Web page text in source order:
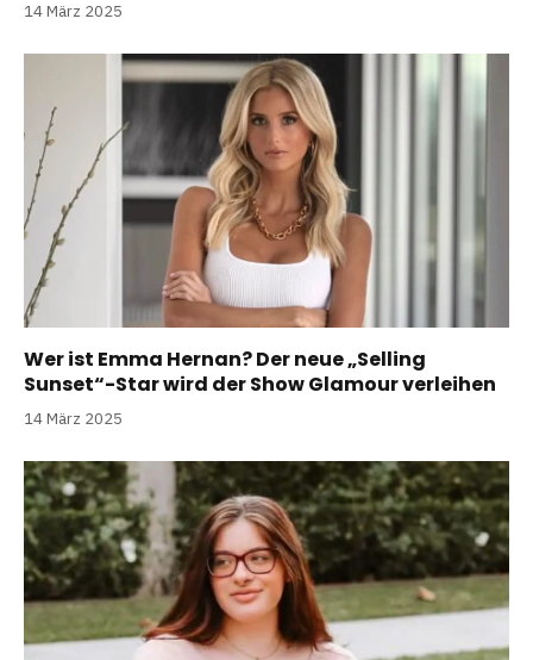
14 März 2025
Wer ist Emma Hernan? Der neue „Selling
Sunset“-Star wird der Show Glamour verleihen
14 März 2025